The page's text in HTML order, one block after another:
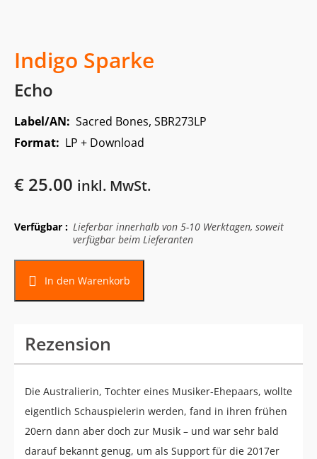
Indigo Sparke
Echo
Label/AN: Sacred Bones, SBR273LP
Format: LP + Download
€ 25.00 inkl. MwSt.
Verfügbar : Lieferbar innerhalb von 5-10 Werktagen, soweit
verfügbar beim Lieferanten
In den Warenkorb
Rezension
Die Australierin, Tochter eines Musiker-Ehepaars, wollte
eigentlich Schauspielerin werden, fand in ihren frühen
20ern dann aber doch zur Musik – und war sehr bald
darauf bekannt genug, um als Support für die 2017er